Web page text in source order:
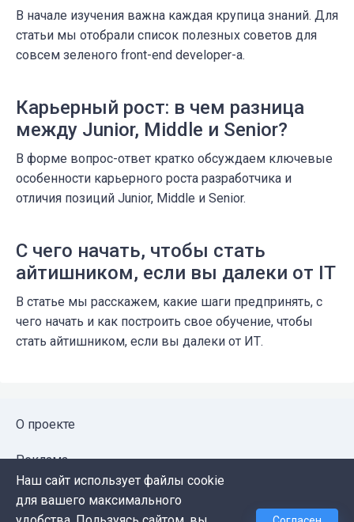
В начале изучения важна каждая крупица знаний. Для
статьи мы отобрали список полезных советов для
совсем зеленого front-end developer-а.
Карьерный рост: в чем разница
между Junior, Middle и Senior?
В форме вопрос-ответ кратко обсуждаем ключевые
особенности карьерного роста разработчика и
отличия позиций Junior, Middle и Senior.
С чего начать, чтобы стать
айтишником, если вы далеки от IT
В статье мы расскажем, какие шаги предпринять, с
чего начать и как построить свое обучение, чтобы
стать айтишником, если вы далеки от ИТ.
О проекте
Реклама
Публичная оферта
Наш сайт использует файлы cookie
для вашего максимального